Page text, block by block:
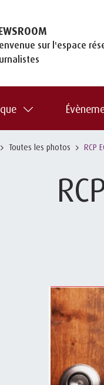
sur l'espace
Toutes les photos RCP